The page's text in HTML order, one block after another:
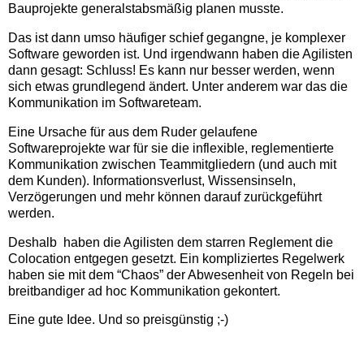
Bauprojekte generalstabsmäßig planen musste.
Das ist dann umso häufiger schief gegangne, je komplexer
Software geworden ist. Und irgendwann haben die Agilisten
dann gesagt: Schluss! Es kann nur besser werden, wenn
sich etwas grundlegend ändert. Unter anderem war das die
Kommunikation im Softwareteam.
Eine Ursache für aus dem Ruder gelaufene
Softwareprojekte war für sie die inflexible, reglementierte
Kommunikation zwischen Teammitgliedern (und auch mit
dem Kunden). Informationsverlust, Wissensinseln,
Verzögerungen und mehr können darauf zurückgeführt
werden.
Deshalb haben die Agilisten dem starren Reglement die
Colocation entgegen gesetzt. Ein kompliziertes Regelwerk
haben sie mit dem “Chaos” der Abwesenheit von Regeln bei
breitbandiger ad hoc Kommunikation gekontert.
Eine gute Idee. Und so preisgünstig ;-)